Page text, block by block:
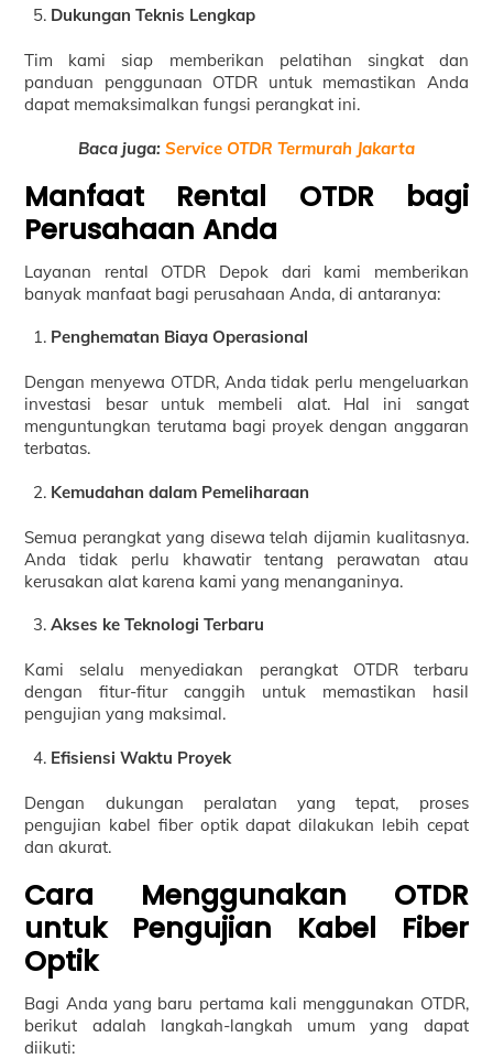
Dukungan Teknis Lengkap
Tim kami siap memberikan pelatihan singkat dan
panduan penggunaan OTDR untuk memastikan Anda
dapat memaksimalkan fungsi perangkat ini.
Baca juga: Service OTDR Termurah Jakarta
Manfaat Rental OTDR bagi
Perusahaan Anda
Layanan rental OTDR Depok dari kami memberikan
banyak manfaat bagi perusahaan Anda, di antaranya:
Penghematan Biaya Operasional
Dengan menyewa OTDR, Anda tidak perlu mengeluarkan
investasi besar untuk membeli alat. Hal ini sangat
menguntungkan terutama bagi proyek dengan anggaran
terbatas.
Kemudahan dalam Pemeliharaan
Semua perangkat yang disewa telah dijamin kualitasnya.
Anda tidak perlu khawatir tentang perawatan atau
kerusakan alat karena kami yang menanganinya.
Akses ke Teknologi Terbaru
Kami selalu menyediakan perangkat OTDR terbaru
dengan fitur-fitur canggih untuk memastikan hasil
pengujian yang maksimal.
Efisiensi Waktu Proyek
Dengan dukungan peralatan yang tepat, proses
pengujian kabel fiber optik dapat dilakukan lebih cepat
dan akurat.
Cara Menggunakan OTDR
untuk Pengujian Kabel Fiber
Optik
Bagi Anda yang baru pertama kali menggunakan OTDR,
berikut adalah langkah-langkah umum yang dapat
diikuti: